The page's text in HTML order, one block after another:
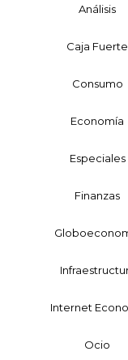
Análisis
Caja Fuerte
Consumo
Economía
Especiales
Finanzas
Internet
Ocio